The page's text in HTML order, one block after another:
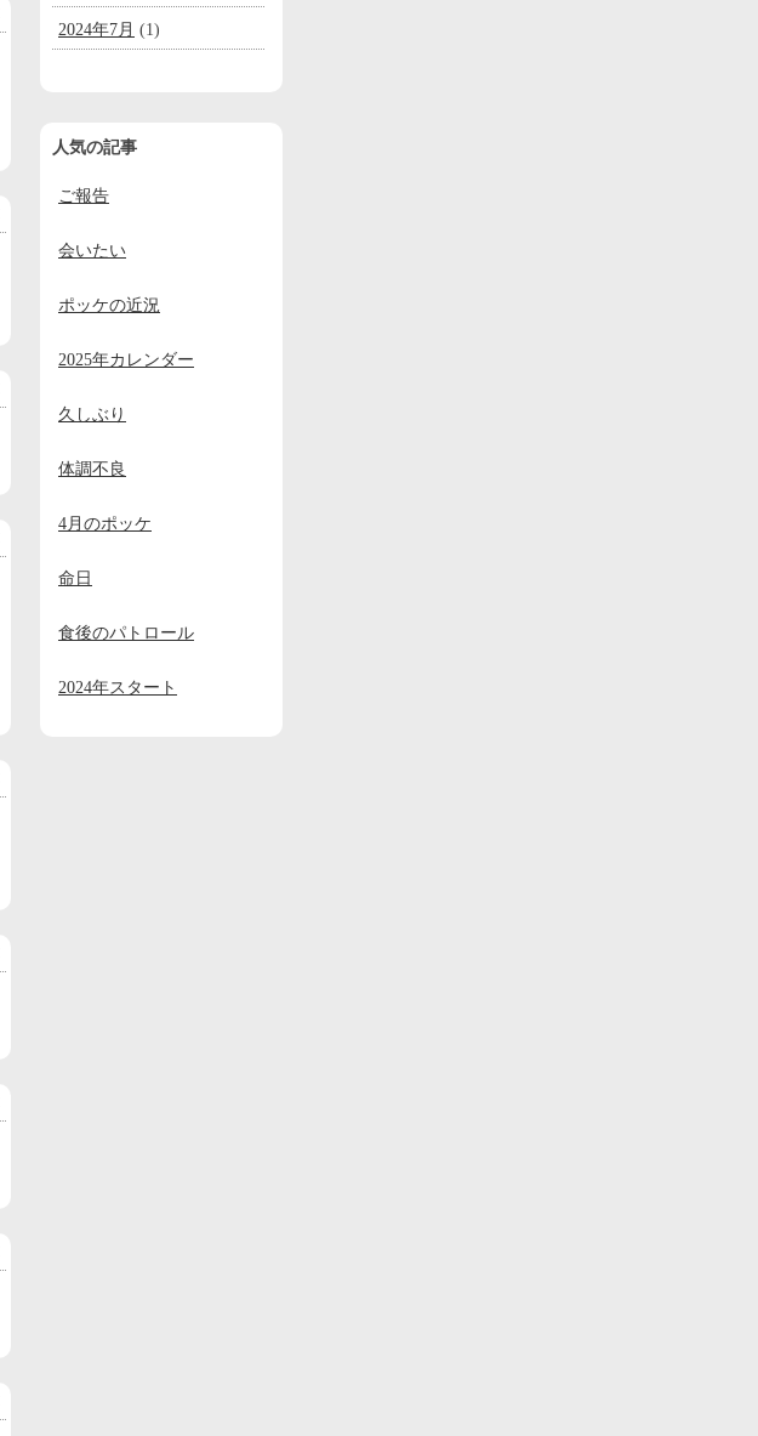
2024年7月 (1)
2024年4月
2024年3月
2024年2月
2023年11月(2)
2023年10月
2023年6月
2023年5月 (1)
人気の記事
ご報告
会いたい
ポッケの近況
2025年カレンダー
久しぶり
体調不良
4月のポッケ
命日
食後のパトロール
2024年スタート